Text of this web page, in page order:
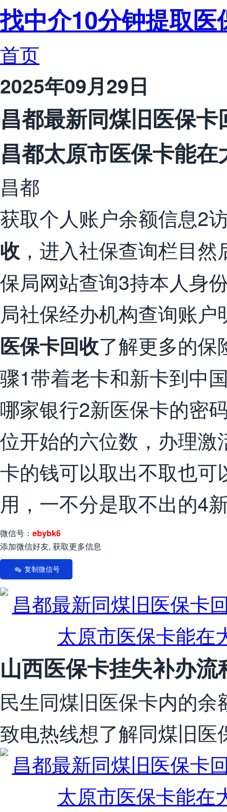
找中介10分钟提取医
首页
2025年09月29日
昌都最新同煤旧医保
昌都太原市医保卡能
昌都
获取个人账户余额信息2
收 ，进入社保查询栏目
保局网站查询3持本人身
局社保经办机构查询账
医保卡回收了解更多的保
骤1带着老卡和新卡到中
哪家银行2新医保卡的密
位开始的六位数，办理
卡的钱可以取出不取也
用，一不分是取不出的4
微信号： ebybk6
添加微信好友, 获取更多信息
复制微信号
山西医保卡挂失补办流
民生同煤旧医保卡内的
致电热线想了解同煤旧